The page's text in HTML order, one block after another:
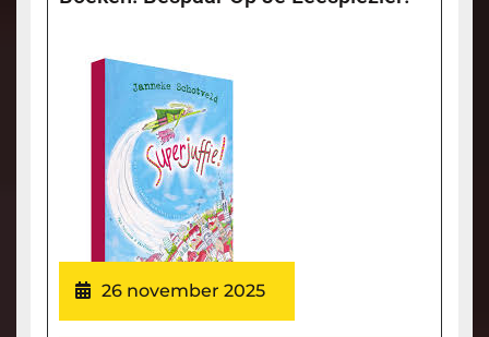
26 november 2025